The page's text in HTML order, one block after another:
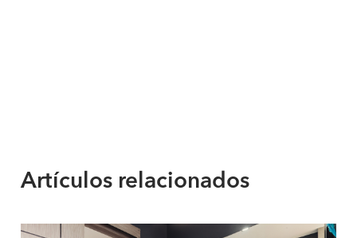
Artículos relacionados